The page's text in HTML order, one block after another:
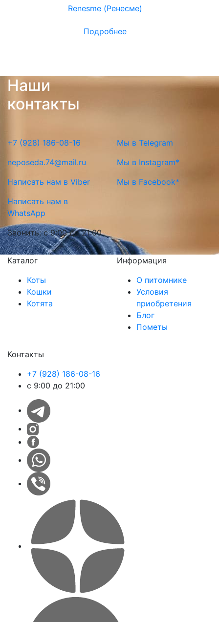
Renesme (Ренесме)
Подробнее
Наши
контакты
+7 (928) 186-08-16
neposeda.74@mail.ru
Написать нам в Viber
Написать нам в
WhatsApp
Звонить: с 9:00 до 21:00
Мы в Telegram
Мы в Instagram*
Мы в Facebook*
Каталог
Коты
Кошки
Котята
Информация
О питомнике
Условия
приобретения
Блог
Пометы
Контакты
+7 (928) 186-08-16
с 9:00 до 21:00